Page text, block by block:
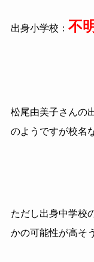
出身小学校： 不明
松尾由美子さんの
のようですが校名
ただし出身中学校
かの可能性が高そ